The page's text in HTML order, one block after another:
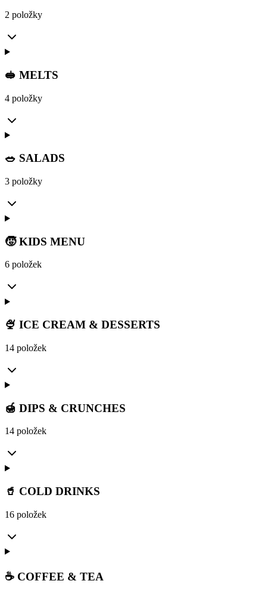
2 položky
🥪 MELTS
4 položky
🥗 SALADS
3 položky
🧒 KIDS MENU
6 položek
🍨 ICE CREAM & DESSERTS
14 položek
🍯 DIPS & CRUNCHES
14 položek
🥤 COLD DRINKS
16 položek
☕ COFFEE & TEA